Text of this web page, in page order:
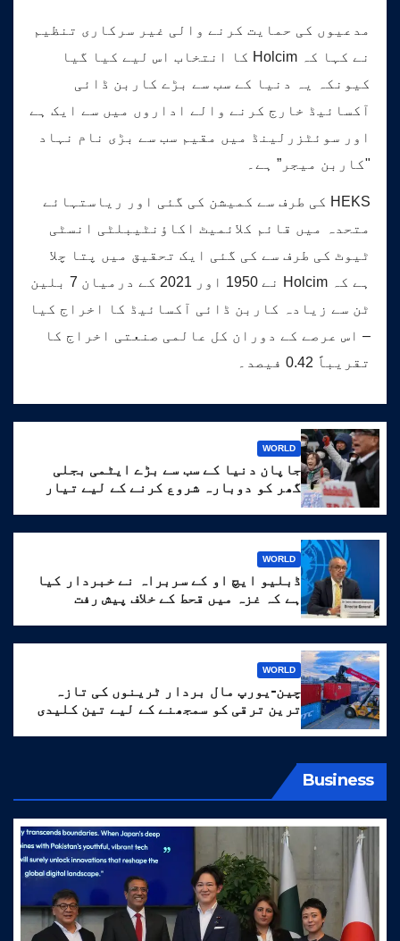
مدعیوں کی حمایت کرنے والی غیر سرکاری تنظیم
نے کہا کہ Holcim کا انتخاب اس لیے کیا گیا
کیونکہ یہ دنیا کے سب سے بڑے کاربن ڈائی
آکسائیڈ خارج کرنے والے اداروں میں سے ایک ہے
اور سوئٹزرلینڈ میں مقیم سب سے بڑی نام نہاد
"کاربن میجر” ہے۔
HEKS کی طرف سے کمیشن کی گئی اور ریاستہائے
متحدہ میں قائم کلائمیٹ اکاؤنٹیبلٹی انسٹی
ٹیوٹ کی طرف سے کی گئی ایک تحقیق میں پتا چلا
ہے کہ Holcim نے 1950 اور 2021 کے درمیان 7 بلین
ٹن سے زیادہ کاربن ڈائی آکسائیڈ کا اخراج کیا
– اس عرصے کے دوران کل عالمی صنعتی اخراج کا
تقریباً 0.42 فیصد۔
WORLD
جاپان دنیا کے سب سے بڑے ایٹمی بجلی
گھر کو دوبارہ شروع کرنے کے لیے تیار
WORLD
ڈبلیو ایچ او کے سربراہ نے خبردار کیا
ہے کہ غزہ میں قحط کے خلاف پیش رفت
WORLD
چین-یورپ مال بردار ٹرینوں کی تازہ
ترین ترقی کو سمجھنے کے لیے تین کلیدی
Business